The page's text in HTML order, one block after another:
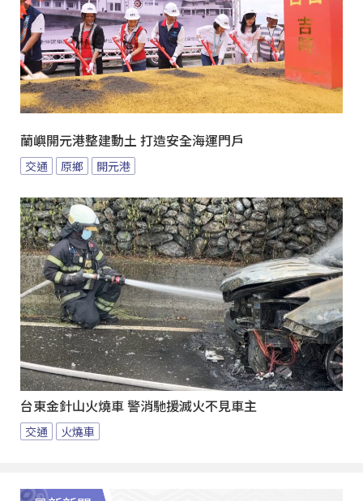
蘭嶼開元港整建動土 打造安全海運門戶
交通 原鄉 開元港
台東金針山火燒車 警消馳援滅火不見車主
交通 火燒車